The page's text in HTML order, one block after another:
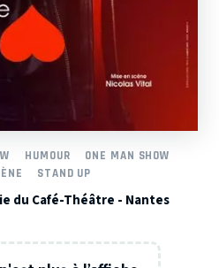
HUMOUR
ONE MAN SHOW
STAND UP
du Café-Théâtre - Nantes